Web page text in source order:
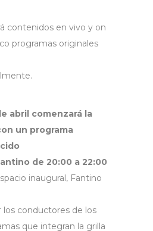
contenidos en vivo y on
programas originales
abril comenzará la
un programa
de 20:00 a 22:00
inaugural, Fantino
los conductores de los
que integran la grilla